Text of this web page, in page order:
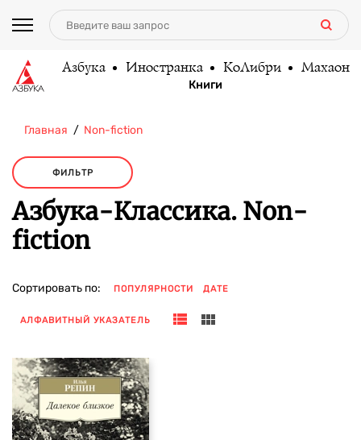
Азбука Иностранка КоЛибри Махаон
Книги
Главная Non-fiction
ФИЛЬТР
Азбука-Классика. Non-
fiction
Сортировать по: ПОПУЛЯРНОСТИ ДАТЕ
АЛФАВИТНЫЙ УКАЗАТЕЛЬ